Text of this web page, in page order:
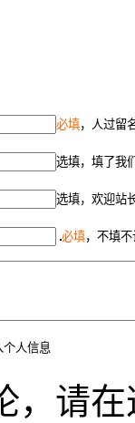
必填，人过留
选填，填了我
选填，欢迎站
必填，不填
个人信息
请在